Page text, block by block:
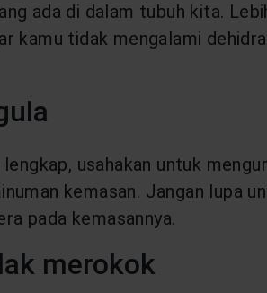
ada di dalam tubuh kita.
kamu tidak mengalami
usahakan untuk
kemasan. Jangan lupa
pada kemasannya.
merokok